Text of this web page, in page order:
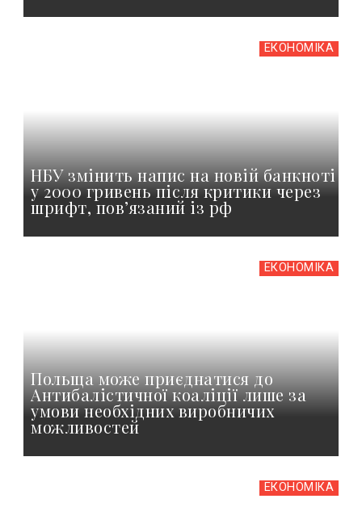
ЕКОНОМІКА
НБУ змінить напис на новій банкноті
у 2000 гривень після критики через
шрифт, пов’язаний із рф
ЕКОНОМІКА
Польща може приєднатися до
Антибалістичної коаліції лише за
умови необхідних виробничих
можливостей
ЕКОНОМІКА